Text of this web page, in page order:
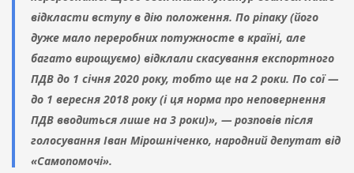
відкласти вступу в дію положення. По ріпаку (його
дуже мало переробних потужносте в країні, але
багато вирощуємо) відклали скасування експортного
ПДВ до 1 січня 2020 року, тобто ще на 2 роки. По сої —
до 1 вересня 2018 року (і ця норма про неповернення
ПДВ вводиться лише на 3 роки)», — розповів після
голосування Іван Мірошніченко, народний депутат від
«Самопомочі».